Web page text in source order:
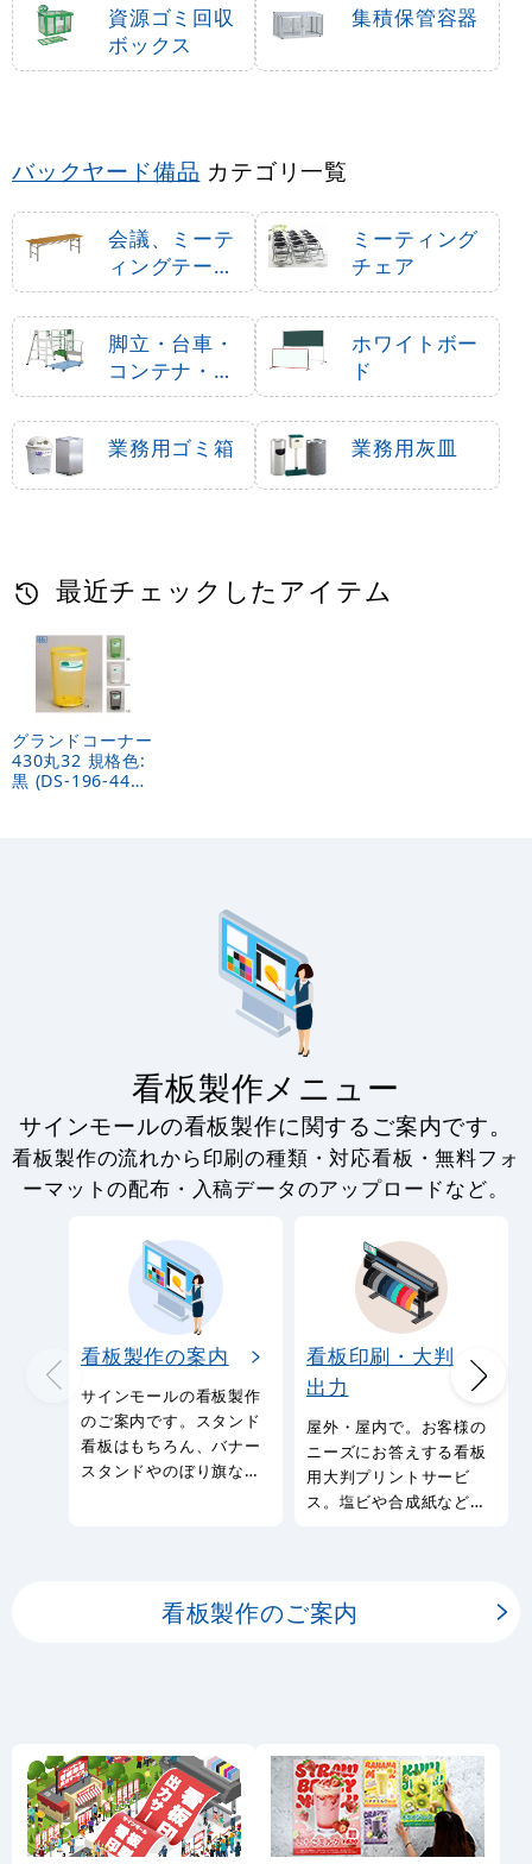
資源ゴミ回収
ボックス
集積保管容器
バックヤード備品 カテゴリ一覧
会議、ミーテ
ィングテーブ
ル・机
ミーティング
チェア
脚立・台車・
コンテナ・カ
ート
ホワイトボー
ド
業務用ゴミ箱 業務用灰皿
最近チェックしたアイテム
グランドコーナー
430丸32 規格色:
黒 (DS-196-443-
看板製作メニュー
サインモールの看板製作に関するご案内です。
看板製作の流れから印刷の種類・対応看板・無料フォ
ーマットの配布・入稿データのアップロードなど。
看板製作の案内
サインモールの看板製作
のご案内です。スタンド
看板はもちろん、バナー
スタンドやのぼり旗など
看板印刷・大判
出力
屋外・屋内で。お客様の
ニーズにお答えする看板
用大判プリントサービ
ス。塩ビや合成紙など看
看板製作のご案内